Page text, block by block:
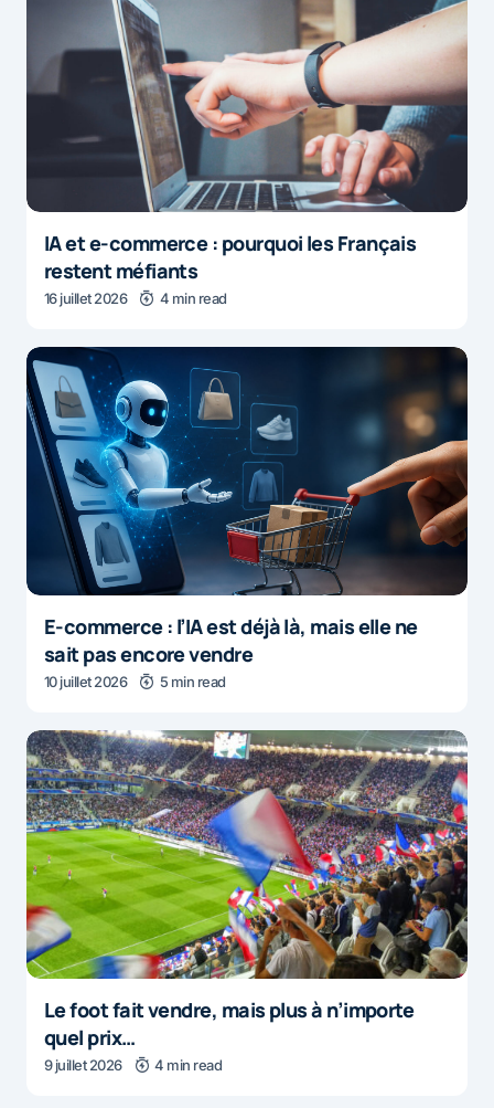
IA et e-commerce : pourquoi les Français
restent méfiants
16 juillet 2026 4 min read
E-commerce : l’IA est déjà là, mais elle ne
sait pas encore vendre
10 juillet 2026 5 min read
Le foot fait vendre, mais plus à n’importe
quel prix…
9 juillet 2026 4 min read